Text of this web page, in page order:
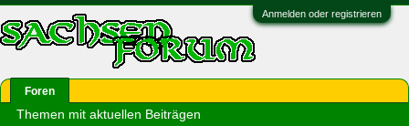
Anmelden oder registrieren
Foren
Themen mit aktuellen Beiträgen